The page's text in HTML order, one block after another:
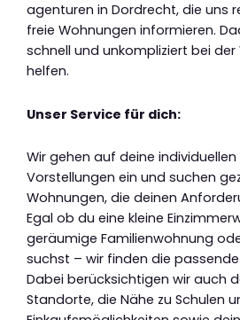
agenturen in Dordrecht, die uns
freie Wohnungen informieren.
schnell und unkompliziert bei
helfen.
Unser Service für dich:
Wir gehen auf deine
Vorstellungen ein und suchen
Wohnungen, die deinen
Egal ob du eine kleine
geräumige Familienwohnung
suchst – wir finden die
Dabei berücksichtigen wir auch
Standorte, die Nähe zu Schulen